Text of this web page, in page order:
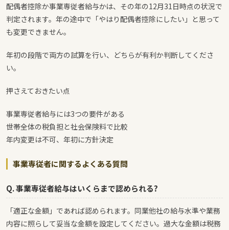
配偶者控除か事業専従者給与かは、その年の12月31日時点の状況で
判定されます。年の途中で「やはり配偶者控除にしたい」と思って
も変更できません。
年初の段階で両方の試算を行い、どちらが有利か判断してくださ
い。
押さえておきたい点
事業専従者給与には3つの要件がある
世帯全体の税負担と社会保険料で比較
年内変更は不可、年初に方針決定
事業専従者に関するよくある質問
Q. 事業専従者給与はいくらまで認められる?
「適正な金額」であれば認められます。同業他社の給与水準や業務
内容に照らして妥当な金額を設定してください。過大な金額は税務